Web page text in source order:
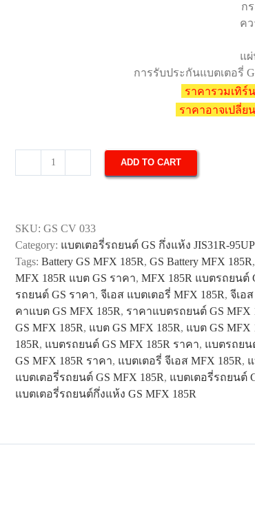
ก
ค
แผ่
การรับประกันแบตเตอรี่
ราคารวมเทิร์
ราคาอาจเปลี่
185R
quantity
ADD TO CART
SKU: GS CV 033
Category: แบตเตอรี่รถยนต์ GS กึ่งแห้ง JIS31R-95UP
Tags: Battery GS MFX 185R, GS Battery MFX 185R,
MFX 185R แบต GS ราคา, MFX 185R แบตรถยนต์
รถยนต์ GS ราคา, จีเอส แบตเตอรี่ MFX 185R, จีเอ
คาแบต GS MFX 185R, ราคาแบตรถยนต์ GS MFX
GS MFX 185R, แบต GS MFX 185R, แบต GS MFX
185R, แบตรถยนต์ GS MFX 185R ราคา, แบตรถยน
GS MFX 185R ราคา, แบตเตอรี่ จีเอส MFX 185R,
แบตเตอรี่รถยนต์ GS MFX 185R, แบตเตอรี่รถยนต์
แบตเตอรี่รถยนต์กึ่งแห้ง GS MFX 185R